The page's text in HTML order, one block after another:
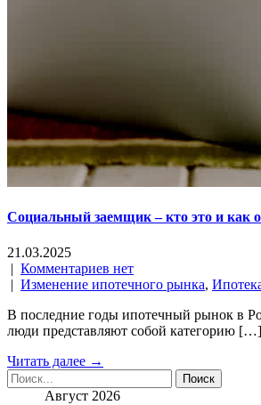
Социальный заемщик – кто это и как
21.03.2025
| Комментариев нет
| Изменение ипотечного рынка,
В последние годы ипотечный рынок в
люди представляют собой категорию […]
Читать далее →
Август 2026